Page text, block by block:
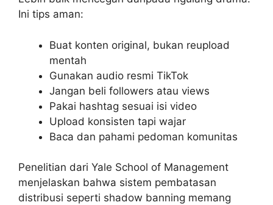
Ini tips aman:
Buat konten original, bukan reupload
mentah
Gunakan audio resmi TikTok
Jangan beli followers atau views
Pakai hashtag sesuai isi video
Upload konsisten tapi wajar
Baca dan pahami pedoman komunitas
Penelitian dari Yale School of Management
menjelaskan bahwa sistem pembatasan
distribusi seperti shadow banning memang